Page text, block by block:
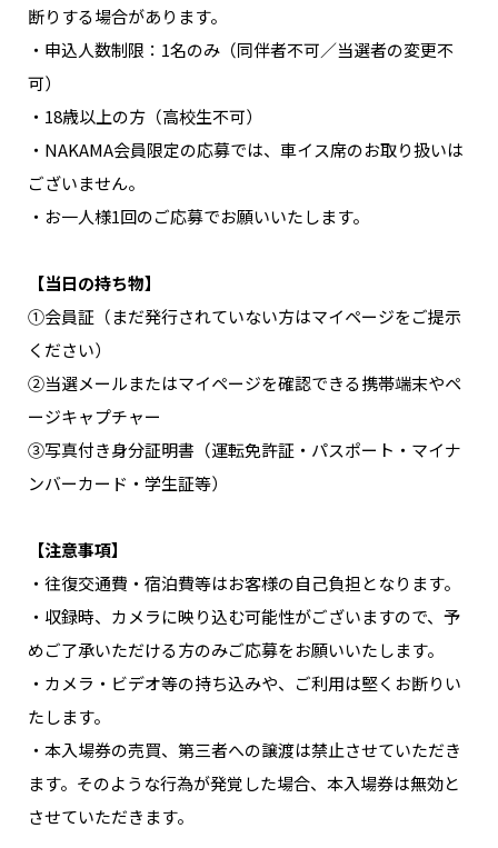
断りする場合があります。
・申込人数制限：1名のみ（同伴者不可／当選者の変更不
可）
・18歳以上の方（高校生不可）
・NAKAMA会員限定の応募では、車イス席のお取り扱いは
ございません。
・お一人様1回のご応募でお願いいたします。
【当日の持ち物】
①会員証（まだ発行されていない方はマイページをご提示
ください）
②当選メールまたはマイページを確認できる携帯端末やペ
ージキャプチャー
③写真付き身分証明書（運転免許証・パスポート・マイナ
ンバーカード・学生証等）
【注意事項】
・往復交通費・宿泊費等はお客様の自己負担となります。
・収録時、カメラに映り込む可能性がございますので、予
めご了承いただける方のみご応募をお願いいたします。
・カメラ・ビデオ等の持ち込みや、ご利用は堅くお断りい
たします。
・本入場券の売買、第三者への譲渡は禁止させていただき
ます。そのような行為が発覚した場合、本入場券は無効と
させていただきます。